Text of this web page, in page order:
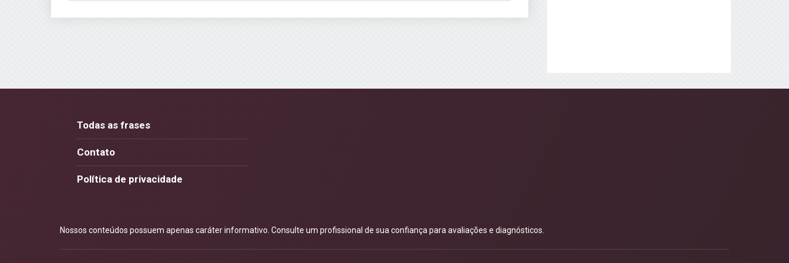
Todas as frases
Contato
Política de privacidade
Nossos conteúdos possuem apenas caráter informativo. Consulte um profissional de sua confiança para avaliações e diagnósticos.